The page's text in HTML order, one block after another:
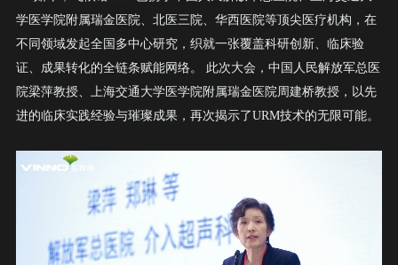
学医学院附属瑞金医院、北医三院、华西医院等顶尖医疗机构，在
不同领域发起全国多中心研究，织就一张覆盖科研创新、临床验
证、成果转化的全链条赋能网络。 此次大会，中国人民解放军总医
院梁萍教授、上海交通大学医学院附属瑞金医院周建桥教授，以先
进的临床实践经验与璀璨成果，再次揭示了URM技术的无限可能。